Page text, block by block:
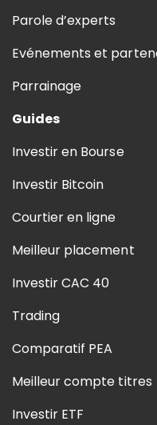
Parole d’experts
Evénements et
Parrainage
Guides
Investir en Bourse
Investir Bitcoin
Courtier en ligne
Meilleur placement
Investir CAC 40
Trading
Comparatif PEA
Meilleur compte titres
Investir ETF